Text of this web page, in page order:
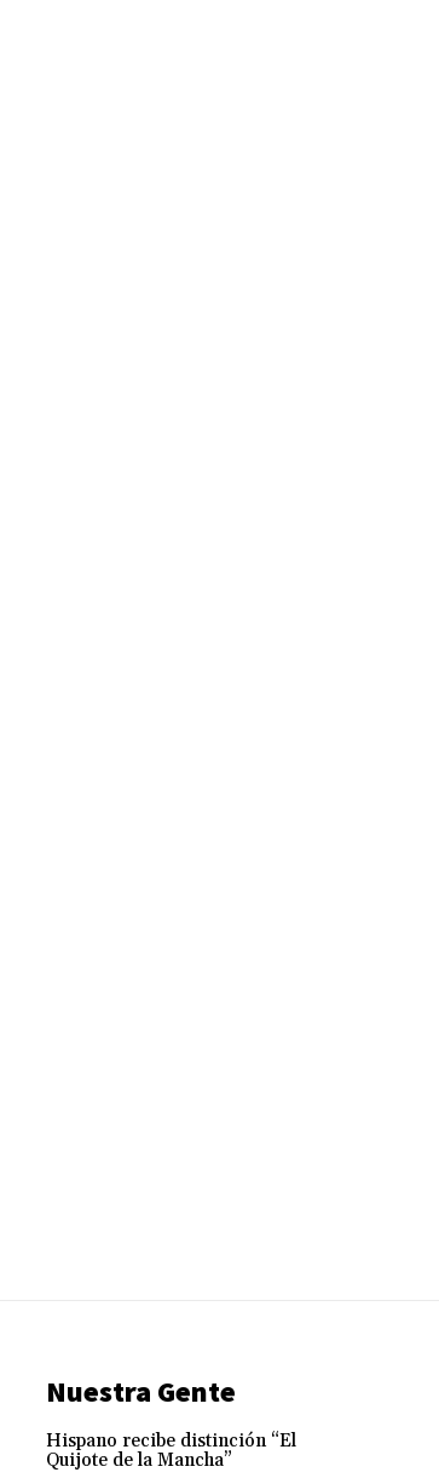
Nuestra Gente
Hispano recibe distinción “El
Quijote de la Mancha”